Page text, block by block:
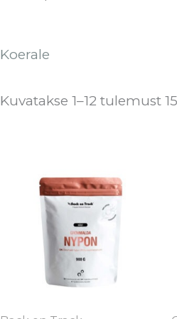
Koerale
Kuvatakse 1–12 tulemust